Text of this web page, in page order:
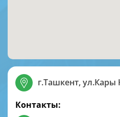
г.Ташкент, ул.Кары
Контакты: